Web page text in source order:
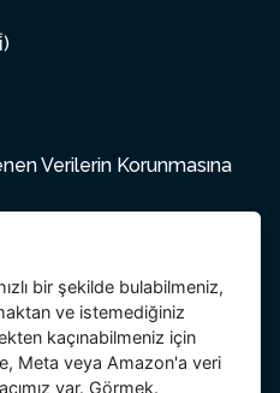
Verilerin Korunmasına
bir şekilde bulabilmeniz,
ve istemediğiniz
kaçınabilmeniz için
Meta veya Amazon'a veri
var. Görmek.